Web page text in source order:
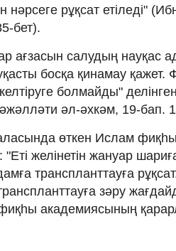
нәрсеге рұқсат етіледі"
бет).
ағзасын салудың науқас
босқа қинамау қажет.
болмайды"
әл-әхкәм, 19-бап.
өткен Ислам
"Еті желінетін жануар
транспланттауға
зәру
академиясының